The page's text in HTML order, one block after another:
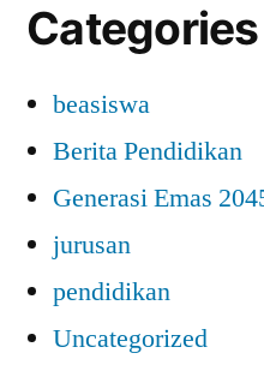
Categories
beasiswa
Berita Pendidikan
Generasi Emas
jurusan
pendidikan
Uncategorized